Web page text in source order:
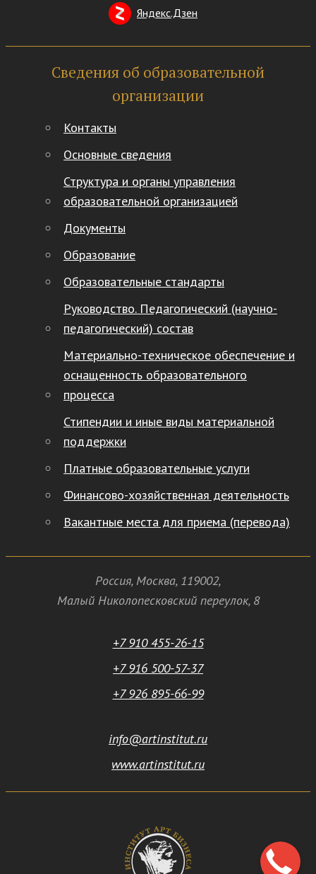
Яндекс.Дзен
Сведения об образовательной
организации
Контакты
Основные сведения
Структура и органы управления
образовательной организацией
Документы
Образование
Образовательные стандарты
Руководство. Педагогический (научно-
педагогический) состав
Материально-техническое обеспечение и
оснащенность образовательного
процесса
Стипендии и иные виды материальной
поддержки
Платные образовательные услуги
Финансово-хозяйственная деятельность
Вакантные места для приема (перевода)
Россия, Москва, 119002,
Малый Николопесковский переулок,8
+7 910 455-26-15
+7 916 500-57-37
+7 926 895-66-99
info@artinstitut.ru
www.artinstitut.ru